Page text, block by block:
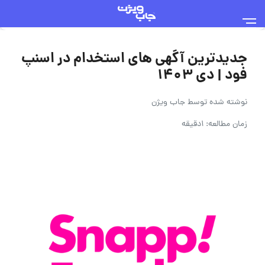
جدیدترین آگهی های استخدام در اسنپ
فود | دی ۱۴۰۳
نوشته شده توسطجاب ویژن
زمان مطالعه: 1دقیقه